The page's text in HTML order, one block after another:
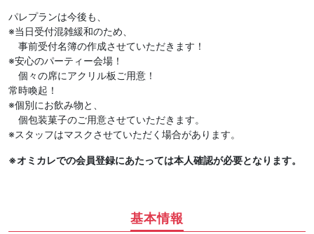
パレプランは今後も、
※当日受付混雑緩和のため、
事前受付名簿の作成させていただきます！
※安心のパーティー会場！
個々の席にアクリル板ご用意！
常時喚起！
※個別にお飲み物と、
個包装菓子のご用意させていただきます。
※スタッフはマスクさせていただく場合があります。
※オミカレでの会員登録にあたっては本人確認が必要となります。
基本情報